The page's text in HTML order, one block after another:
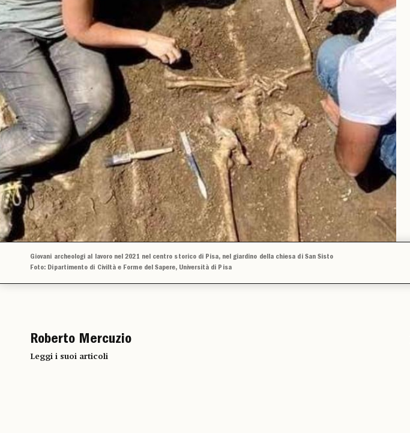
Giovani archeologi al lavoro nel 2021 nel centro storico di Pisa, nel giardino della chiesa di San Sisto
Foto: Dipartimento di Civiltà e Forme del Sapere, Università di Pisa
Roberto Mercuzio
Leggi i suoi articoli